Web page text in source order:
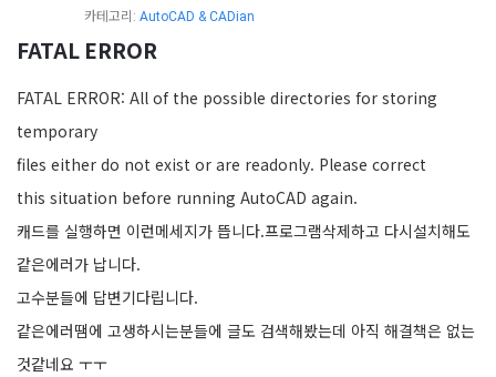
카테고리: AutoCAD & CADian
FATAL ERROR
FATAL ERROR: All of the possible directories for storing
temporary
files either do not exist or are readonly. Please correct
this situation before running AutoCAD again.
캐드를 실행하면 이런메세지가 뜹니다.프로그램삭제하고 다시설치해도
같은에러가 납니다.
고수분들에 답변기다립니다.
같은에러땜에 고생하시는분들에 글도 검색해봤는데 아직 해결책은 없는
것같네요 ㅜㅜ